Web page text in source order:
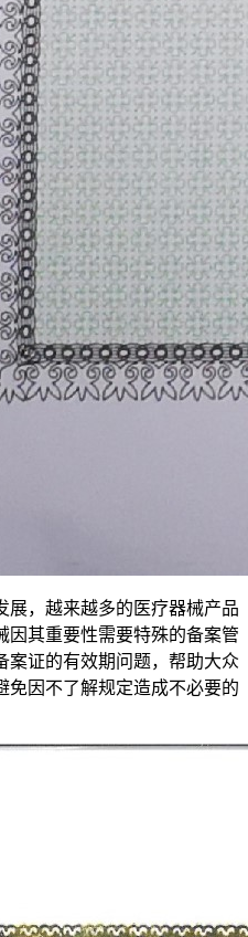
展，越来越多的医疗器械产品
因其重要性需要特殊的备案管
案证的有效期问题，帮助大众
免因不了解规定造成不必要的